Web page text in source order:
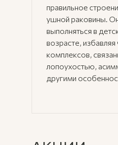
правильное
ушной раковины.
выполняться в
возрасте,
комплексов,
лопоухостью,
другими